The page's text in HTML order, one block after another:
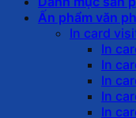
Ấn phẩm văn
In card
In
In
In
In
In